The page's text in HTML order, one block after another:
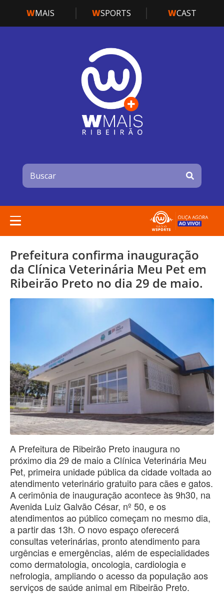
WMAIS WSPORTS WCAST
Prefeitura confirma inauguração
da Clínica Veterinária Meu Pet em
Ribeirão Preto no dia 29 de maio.
A Prefeitura de Ribeirão Preto inaugura no
próximo dia 29 de maio a Clínica Veterinária Meu
Pet, primeira unidade pública da cidade voltada ao
atendimento veterinário gratuito para cães e gatos.
A cerimônia de inauguração acontece às 9h30, na
Avenida Luiz Galvão César, nº 50, e os
atendimentos ao público começam no mesmo dia,
a partir das 13h. O novo espaço oferecerá
consultas veterinárias, pronto atendimento para
urgências e emergências, além de especialidades
como dermatologia, oncologia, cardiologia e
nefrologia, ampliando o acesso da população aos
serviços de saúde animal em Ribeirão Preto.